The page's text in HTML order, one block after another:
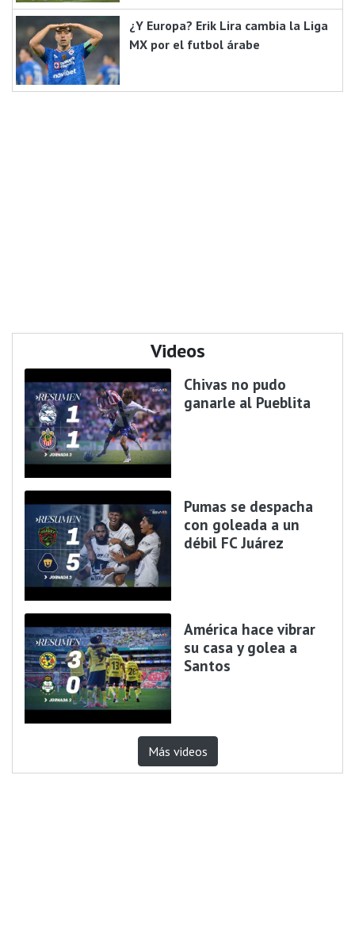
¿Y Europa? Erik Lira cambia la Liga
MX por el futbol árabe
Videos
Chivas no pudo
ganarle al Pueblita
Pumas se despacha
con goleada a un
débil FC Juárez
América hace vibrar
su casa y golea a
Santos
Más videos